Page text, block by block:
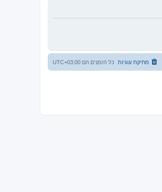
כל הזמנים הם UTC+03:00 מחיקת עוגיות